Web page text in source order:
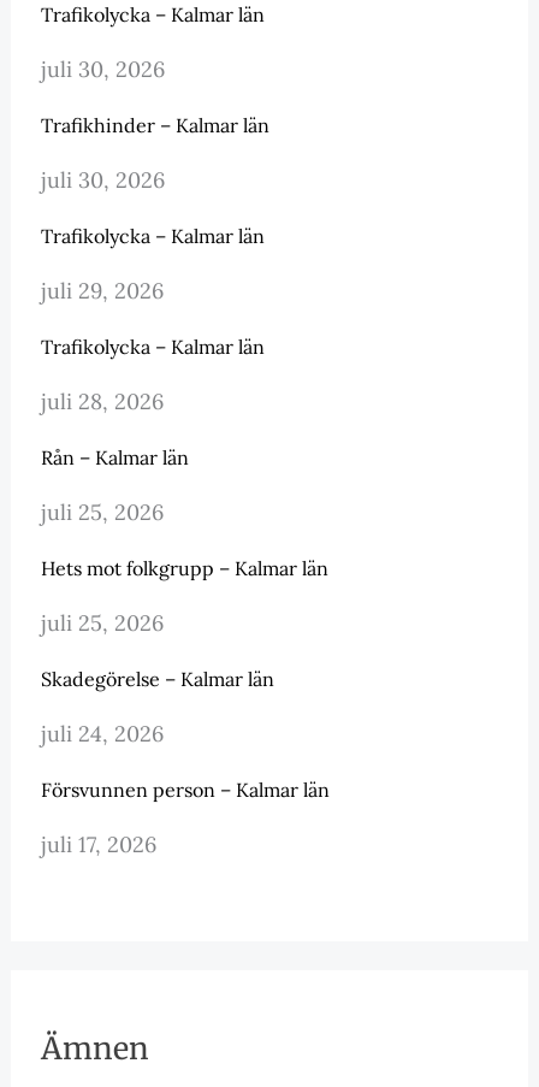
Trafikolycka – Kalmar län
juli 30, 2026
Trafikhinder – Kalmar län
juli 30, 2026
Trafikolycka – Kalmar län
juli 29, 2026
Trafikolycka – Kalmar län
juli 28, 2026
Rån – Kalmar län
juli 25, 2026
Hets mot folkgrupp – Kalmar län
juli 25, 2026
Skadegörelse – Kalmar län
juli 24, 2026
Försvunnen person – Kalmar län
juli 17, 2026
Ämnen